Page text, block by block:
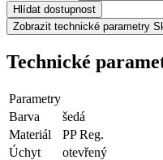
Hlídat dostupnost
Zobrazit technické parametry
Technické
Parametry
Barva
šedá
Materiál
PP Reg.
Úchyt
otevřený